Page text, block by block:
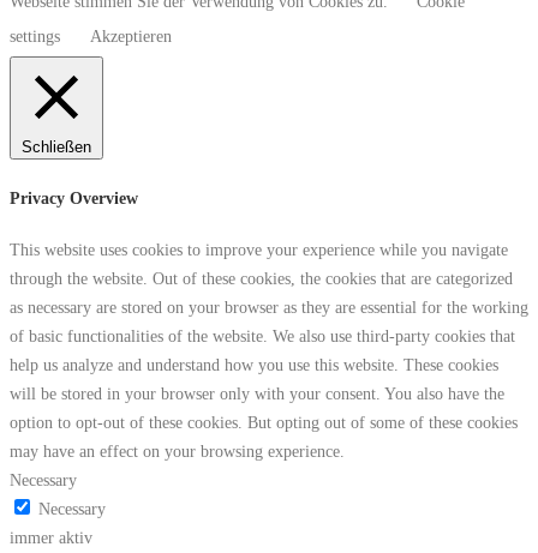
settings
Akzeptieren
Schließen
Privacy Overview
This website uses cookies to improve your experience while you navigate
through the website. Out of these cookies, the cookies that are categorized
as necessary are stored on your browser as they are essential for the working
of basic functionalities of the website. We also use third-party cookies that
help us analyze and understand how you use this website. These cookies
will be stored in your browser only with your consent. You also have the
option to opt-out of these cookies. But opting out of some of these cookies
may have an effect on your browsing experience.
Necessary
Necessary
immer aktiv